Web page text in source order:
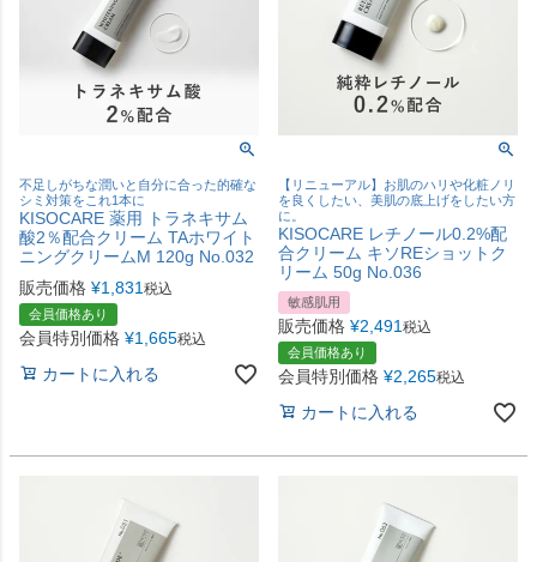
不足しがちな潤いと自分に合った的確な
シミ対策をこれ1本に
KISOCARE 薬用 トラネキサム
酸2％配合クリーム TAホワイト
ニングクリームM 120g No.032
販売価格 ¥1,831 税込
会員価格あり
会員特別価格 ¥1,665税込
カートに入れる
【リニューアル】お肌のハリや化粧ノリ
を良くしたい、美肌の底上げをしたい方
に。
KISOCARE レチノール0.2%配
合クリーム キソREショットク
リーム 50g No.036
敏感肌用
販売価格 ¥2,491 税込
会員価格あり
会員特別価格 ¥2,265税込
カートに入れる